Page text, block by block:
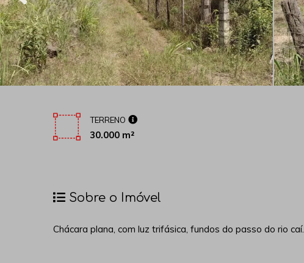
TERRENO
30.000 m²
Sobre o Imóvel
Chácara plana, com luz trifásica, fundos do passo do rio caí.